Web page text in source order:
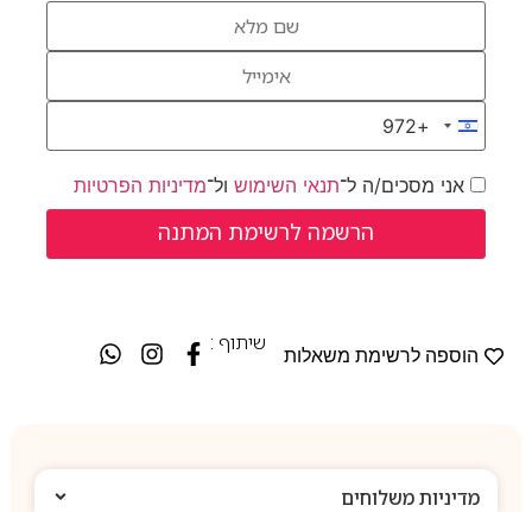
Israel +972
+972
אני מסכים/ה ל־תנאי השימושול־מדיניות הפרטיות
הוספה לרשימת משאלות
שיתוף :
מדיניות משלוחים